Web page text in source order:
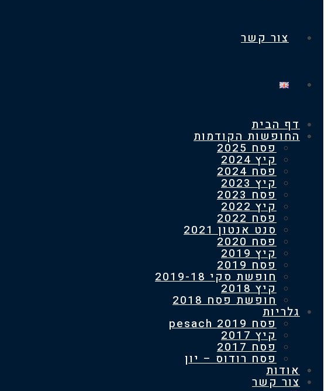
צור קשר
דף הבית
החופשות הקודמות
פסח 2025
קיץ 2024
פסח 2024
קיץ 2023
פסח 2023
קיץ 2022
פסח 2022
סנט אנטון 2021
פסח 2020
קיץ 2019
פסח 2019
חופשת סקי 2019-18
קיץ 2018
חופשת פסח 2018
גלריות
פסח 2019 pesach
קיץ 2017
פסח 2017
פסח רודוס – יון
אודות
צור קשר